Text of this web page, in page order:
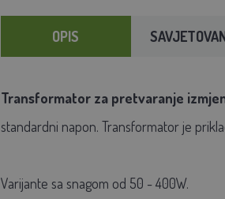
OPIS
Transformator za pretvaranje
standardni napon. Transformator je
Varijante sa snagom od 50 - 400W.